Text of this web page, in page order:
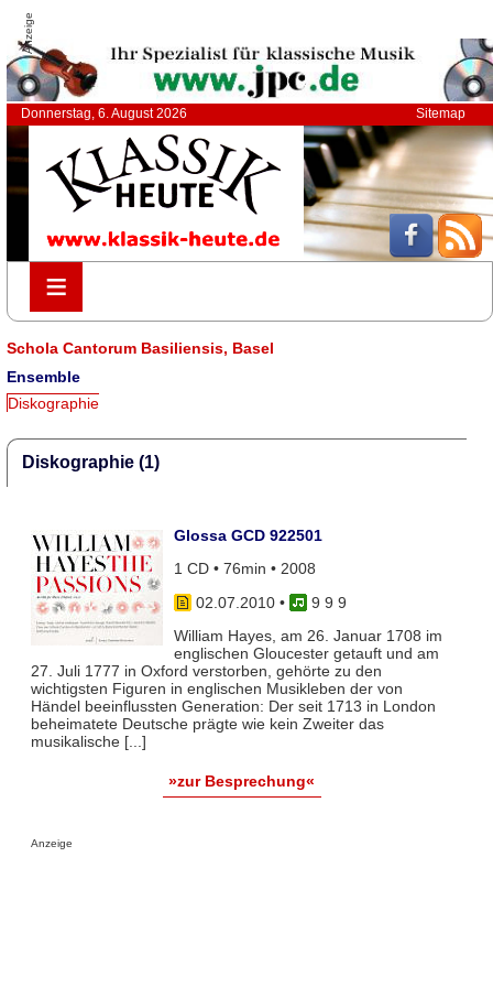
Anzeige
Donnerstag, 6. August 2026 Sitemap
≡
≡
Schola Cantorum Basiliensis, Basel
Ensemble
Diskographie
Diskographie (1)
Glossa GCD 922501
1 CD • 76min • 2008
02.07.2010•
9 9 9
William Hayes, am 26. Januar 1708 im
englischen Gloucester getauft und am
27. Juli 1777 in Oxford verstorben, gehörte zu den
wichtigsten Figuren in englischen Musikleben der von
Händel beeinflussten Generation: Der seit 1713 in London
beheimatete Deutsche prägte wie kein Zweiter das
musikalische [...]
»zur Besprechung«
Anzeige